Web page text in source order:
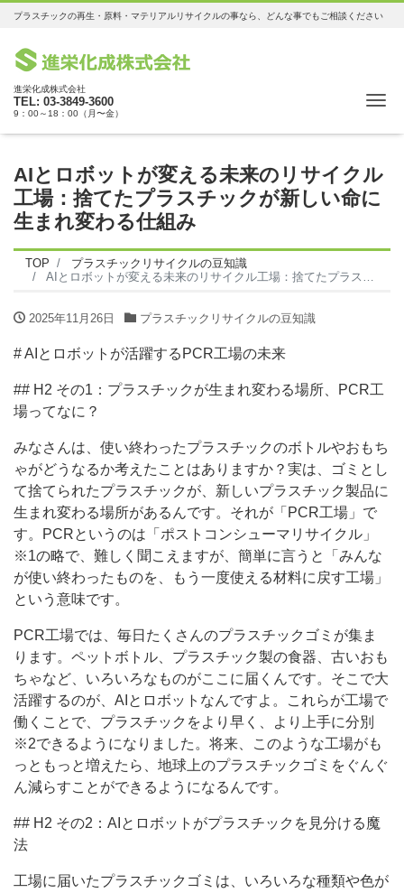
プラスチックの再生・原料・マテリアルリサイクルの事なら、どんな事でもご相談ください
進栄化成株式会社
TEL: 03-3849-3600
9：00～18：00（月〜金）
AIとロボットが変える未来のリサイクル
工場：捨てたプラスチックが新しい命に
生まれ変わる仕組み
TOP
プラスチックリサイクルの豆知識
AIとロボットが変える未来のリサイクル工場：捨てたプラスチックが新しい命に生まれ変わる仕組み
2025年11月26日 プラスチックリサイクルの豆知識
# AIとロボットが活躍するPCR工場の未来
## H2 その1：プラスチックが生まれ変わる場所、PCR工
場ってなに？
みなさんは、使い終わったプラスチックのボトルやおもち
ゃがどうなるか考えたことはありますか？実は、ゴミとし
て捨てられたプラスチックが、新しいプラスチック製品に
生まれ変わる場所があるんです。それが「PCR工場」で
す。PCRというのは「ポストコンシューマリサイクル」
※1の略で、難しく聞こえますが、簡単に言うと「みんな
が使い終わったものを、もう一度使える材料に戻す工場」
という意味です。
PCR工場では、毎日たくさんのプラスチックゴミが集ま
ります。ペットボトル、プラスチック製の食器、古いおも
ちゃなど、いろいろなものがここに届くんです。そこで大
活躍するのが、AIとロボットなんですよ。これらが工場で
働くことで、プラスチックをより早く、より上手に分別
※2できるようになりました。将来、このような工場がも
っともっと増えたら、地球上のプラスチックゴミをぐんぐ
ん減らすことができるようになるんです。
## H2 その2：AIとロボットがプラスチックを見分ける魔
法
工場に届いたプラスチックゴミは、いろいろな種類や色が